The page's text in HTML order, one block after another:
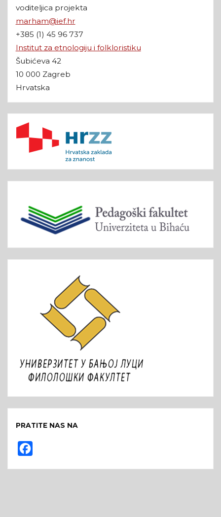
voditeljica projekta
marham@ief.hr
+385 (1) 45 96 737
Institut za etnologiju i folkloristiku
Šubićeva 42
10 000 Zagreb
Hrvatska
PRATITE NAS NA